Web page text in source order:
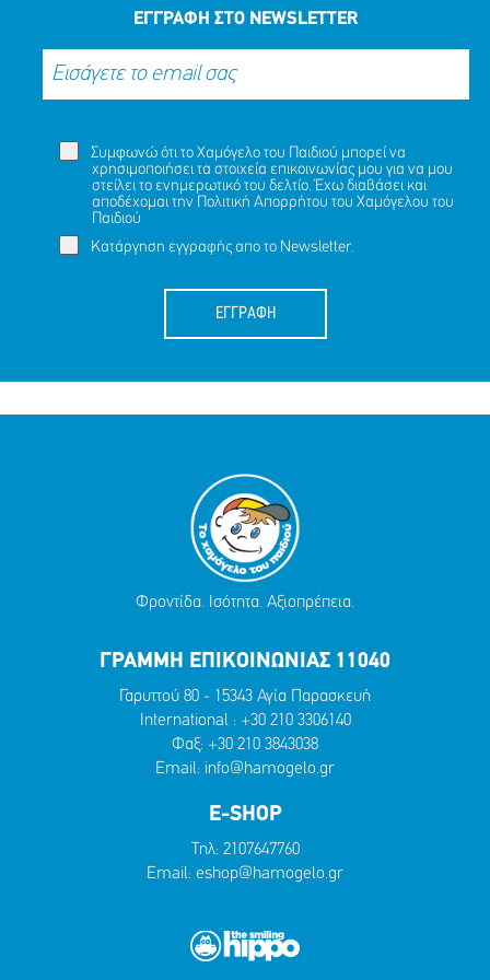
ΕΓΓΡΑΦΗ ΣΤΟ NEWSLETTER
Συμφωνώ ότι το Χαμόγελο του Παιδιού μπορεί να
χρησιμοποιήσει τα στοιχεία επικοινωνίας μου για να μου
στείλει το ενημερωτικό του δελτίο. Έχω διαβάσει και
αποδέχομαι την Πολιτική Απορρήτου του Χαμόγελου του
Παιδιού
Κατάργηση εγγραφής απο το Newsletter.
ΕΓΓΡΑΦΗ
Φροντίδα. Ισότητα. Αξιοπρέπεια.
ΓΡΑΜΜΗ ΕΠΙΚΟΙΝΩΝΙΑΣ 11040
Γαρυττού 80 - 15343 Αγία Παρασκευή
International : +30 210 3306140
Φαξ: +30 210 3843038
Email: info@hamogelo.gr
E-SHOP
Τηλ: 2107647760
Email: eshop@hamogelo.gr